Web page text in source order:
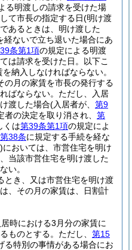
る明渡しの請求を受けた場
て市長の指定する日(明け渡
あるときは、明け渡した
経ないで立ち退いた場合にあ
条第1項の規定による明渡
は請求を受けた日。以下こ
を納入しなければならない。
の月の家賃を市長の発行する
ばならない。 ただし、入居
渡した場合(入居者が、 第9
の決定を取り消され、 第
くは第39条第1項の規定によ
第38条に規定する手続を経な
においては、市営住宅を明け
当該市営住宅を明け渡した
い。
とき、又は市営住宅を明け渡
、その月の家賃は、日割計
時における3月分の家賃に
ものとする。 ただし、 第15
る特別の事情がある場合にお